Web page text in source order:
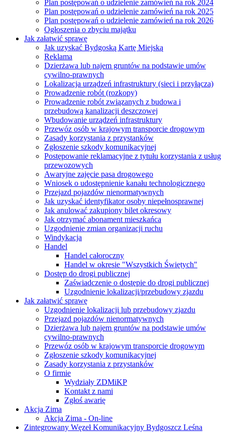
Plan postępowań o udzielenie zamówień na rok 2024
Plan postępowań o udzielenie zamówień na rok 2025
Plan postępowań o udzielenie zamówień na rok 2026
Ogłoszenia o zbyciu majątku
Jak załatwić sprawę
Jak uzyskać Bydgoską Kartę Miejską
Reklama
Dzierżawa lub najem gruntów na podstawie umów
cywilno-prawnych
Lokalizacja urządzeń infrastruktury (sieci i przyłącza)
Prowadzenie robót (rozkopy)
Prowadzenie robót związanych z budowa i
przebudową kanalizacji deszczowej
Wbudowanie urządzeń infrastruktury
Przewóz osób w krajowym transporcie drogowym
Zasady korzystania z przystanków
Zgłoszenie szkody komunikacyjnej
Postępowanie reklamacyjne z tytułu korzystania z usług
przewozowych
Awaryjne zajęcie pasa drogowego
Wniosek o udostępnienie kanału technologicznego
Przejazd pojazdów nienormatywnych
Jak uzyskać identyfikator osoby niepełnosprawnej
Jak anulować zakupiony bilet okresowy
Jak otrzymać abonament mieszkańca
Uzgodnienie zmian organizacji ruchu
Windykacja
Handel
Handel całoroczny
Handel w okresie "Wszystkich Świętych"
Dostęp do drogi publicznej
Zaświadczenie o dostępie do drogi publicznej
Uzgodnienie lokalizacji/przebudowy zjazdu
Jak załatwić sprawę
Uzgodnienie lokalizacji lub przebudowy zjazdu
Przejazd pojazdów nienormatywnych
Dzierżawa lub najem gruntów na podstawie umów
cywilno-prawnych
Przewóz osób w krajowym transporcie drogowym
Zgłoszenie szkody komunikacyjnej
Zasady korzystania z przystanków
O firmie
Wydziały ZDMiKP
Kontakt z nami
Zgłoś awarię
Akcja Zima
Akcja Zima - On-line
Zintegrowany Węzeł Komunikacyjny Bydgoszcz Leśna